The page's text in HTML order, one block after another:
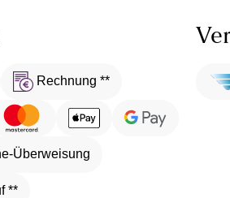
Rechnung **
Überweisung
**